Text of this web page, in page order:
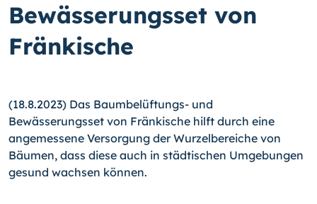
Bewässerungsset von
Fränkische
(18.8.2023) Das Baumbelüftungs- und
Bewässerungsset von Fränkische hilft durch eine
angemessene Versorgung der Wurzelbereiche von
Bäumen, dass diese auch in städtischen Umgebungen
gesund wachsen können.